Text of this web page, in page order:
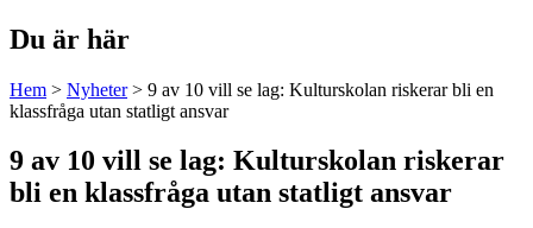
Du är här
Hem > Nyheter> 9 av 10 vill se lag: Kulturskolan riskerar bli en
klassfråga utan statligt ansvar
9 av 10 vill se lag: Kulturskolan riskerar
bli en klassfråga utan statligt ansvar